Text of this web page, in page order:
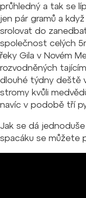
průhledný a tak se
jen pár gramů a
srolovat do
společnost celých
řeky Gila v Novém
rozvodněných
dlouhé týdny deště
stromy kvůli
navíc v podobě tří
Jak se dá
spacáku se můžete